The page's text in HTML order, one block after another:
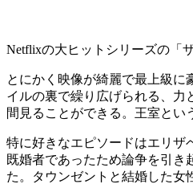
Netflixの大ヒットシリーズの「
とにかく映像が綺麗で最上級
イルの裏で繰り広げられる、力
間見ることができる。王室とい
特に好きなエピソードはエリザ
既婚者であったため論争を引
た。タウンゼントと結婚した女